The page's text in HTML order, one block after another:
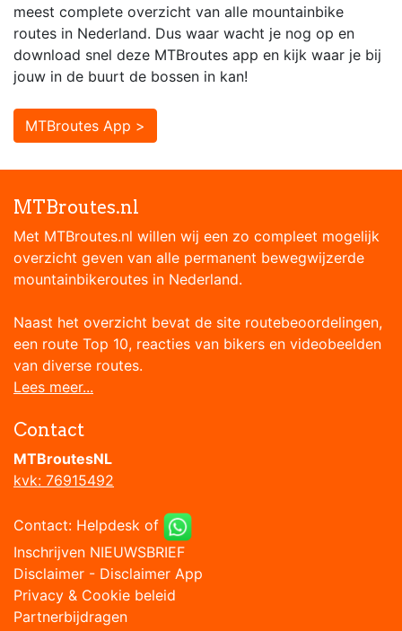
meest complete overzicht van alle mountainbike
routes in Nederland. Dus waar wacht je nog op en
download snel deze MTBroutes app en kijk waar je bij
jouw in de buurt de bossen in kan!
MTBroutes App >
MTBroutes.nl
Met MTBroutes.nl willen wij een zo compleet mogelijk
overzicht geven van alle permanent bewegwijzerde
mountainbikeroutes in Nederland.
Naast het overzicht bevat de site routebeoordelingen,
een route Top 10, reacties van bikers en videobeelden
van diverse routes.
Lees meer...
Contact
MTBroutesNL
kvk: 76915492
Contact: Helpdesk of
Inschrijven NIEUWSBRIEF
Disclaimer - Disclaimer App
Privacy & Cookie beleid
Partnerbijdragen